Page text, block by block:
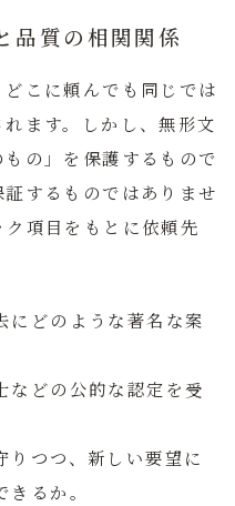
品質の相関関係
どこに頼んでも同じでは
ます。しかし、無形文
の」を保護するもので
するものではありませ
項目をもとに依頼先
にどのような著名な案
などの公的な認定を受
りつつ、新しい要望に
るか。